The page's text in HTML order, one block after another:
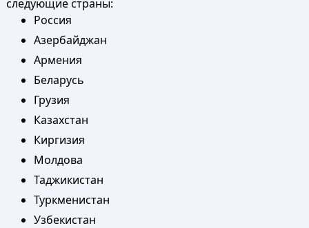
следующие страны:
Россия
Азербайджан
Армения
Беларусь
Грузия
Казахстан
Киргизия
Молдова
Таджикистан
Туркменистан
Узбекистан